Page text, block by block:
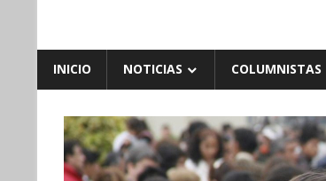
INICIO NOTICIAS COLUMNISTAS